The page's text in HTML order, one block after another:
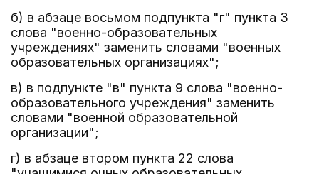
б) в абзаце восьмом подпункта "г" пункта 3
слова "военно-образовательных
учреждениях" заменить словами "военных
образовательных организациях";
в) в подпункте "в" пункта 9 слова "военно-
образовательного учреждения" заменить
словами "военной образовательной
организации";
г) в абзаце втором пункта 22 слова